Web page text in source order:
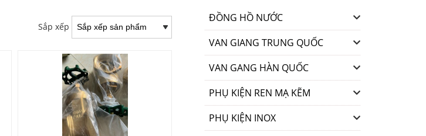
Sắp xếp
ĐỒNG HỒ NƯỚC
VAN GIANG TRUNG QUỐC
VAN GANG HÀN QUỐC
PHỤ KIỆN REN MẠ KẼM
PHỤ KIỆN INOX